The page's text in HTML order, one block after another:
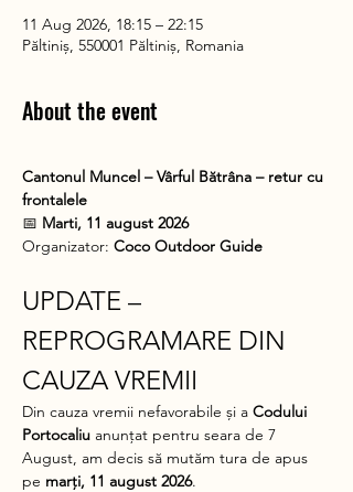
11 Aug 2026, 18:15 – 22:15
Păltiniș, 550001 Păltiniș, Romania
About the event
Cantonul Muncel – Vârful Bătrâna – retur cu
frontalele
📅 Marti, 11 august 2026
Organizator: Coco Outdoor Guide
UPDATE –
REPROGRAMARE DIN
CAUZA VREMII
Din cauza vremii nefavorabile și a Codului
Portocaliu anunțat pentru seara de 7
August, am decis să mutăm tura de apus
pe marți, 11 august 2026.